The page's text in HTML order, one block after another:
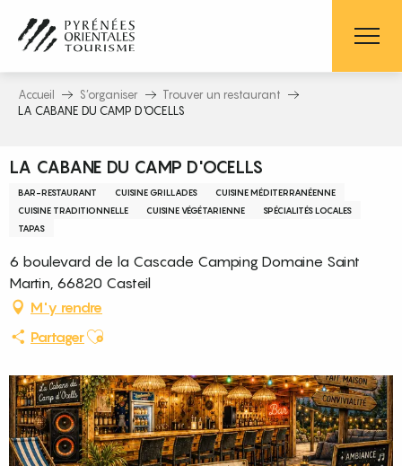
contenu
principal
Accueil S’organiser
Trouver un restaurant
LA CABANE DU CAMP D'OCELLS
LA CABANE DU CAMP D'OCELLS
BAR-RESTAURANT CUISINE GRILLADES
CUISINE MÉDITERRANÉENNE
CUISINE TRADITIONNELLE
CUISINE VÉGÉTARIENNE
SPÉCIALITÉS LOCALES
TAPAS
6 boulevard de la Cascade Camping Domaine Saint
Martin, 66820 Casteil
M'y rendre
PartagerAjouter aux favoris